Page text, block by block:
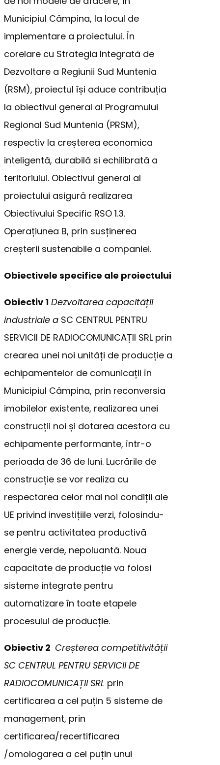
Municipiul Câmpina, la locul de
implementare a proiectului. În
corelare cu Strategia Integrată de
Dezvoltare a Regiunii Sud Muntenia
(RSM), proiectul își aduce contribuția
la obiectivul general al Programului
Regional Sud Muntenia (PRSM),
respectiv la creșterea economica
inteligentă, durabilă si echilibrată a
teritoriului. Obiectivul general al
proiectului asigură realizarea
Obiectivului Specific RSO 1.3.
Operațiunea B, prin susținerea
creșterii sustenabile a companiei.
Obiectivele specifice ale proiectului
Obiectiv 1 Dezvoltarea capacității
industriale a SC CENTRUL PENTRU
SERVICII DE RADIOCOMUNICAȚII SRL prin
crearea unei noi unități de producție a
echipamentelor de comunicații în
Municipiul Câmpina, prin reconversia
imobilelor existente, realizarea unei
construcții noi și dotarea acestora cu
echipamente performante, într-o
perioada de 36 de luni. Lucrările de
construcție se vor realiza cu
respectarea celor mai noi condiții ale
UE privind investițiile verzi, folosindu-
se pentru activitatea productivă
energie verde, nepoluantă. Noua
capacitate de producție va folosi
sisteme integrate pentru
automatizare în toate etapele
procesului de producție.
Obiectiv 2 Creșterea competitivității
SC CENTRUL PENTRU SERVICII DE
RADIOCOMUNICAȚII SRL prin
certificarea a cel puțin 5 sisteme de
management, prin
certificarea/recertificarea
/omologarea a cel puțin unui